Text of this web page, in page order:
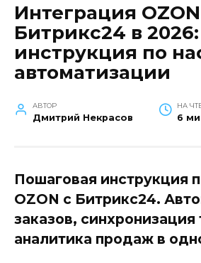
Интеграция
Битрикс24 в 2026:
инструкция по
автоматизации
АВТОР
Дмитрий Некрасов
НА
6
Пошаговая инструкция
OZON с Битрикс24.
заказов, синхронизация
аналитика продаж в